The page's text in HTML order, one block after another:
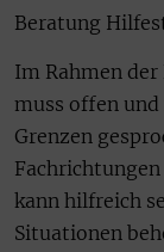
Beratung
Im Rahmen
muss offen
Grenzen
kann hilfreich
Situationen